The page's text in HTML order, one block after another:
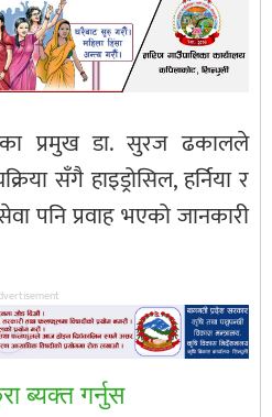
प्रमुख डा. सुरज ढकालले
सँगै हाइड्रोसिल, हर्निया र
पनि प्रवाह भएको जानकारी
ब्यक्त गर्नुस